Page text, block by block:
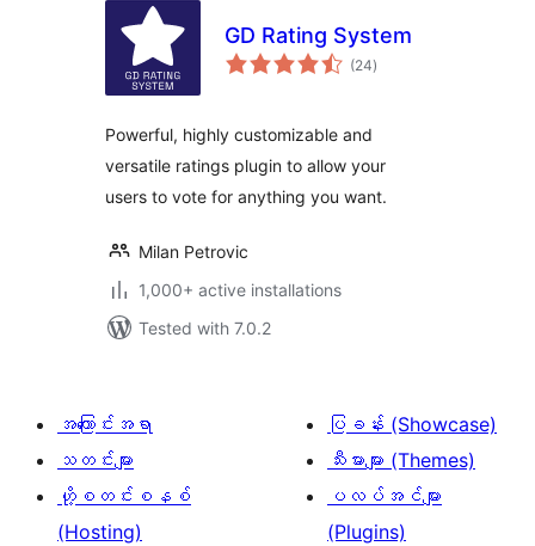
GD Rating System
(24total
ratings
)
Powerful, highly customizable and
versatile ratings plugin to allow your
users to vote for anything you want.
Milan Petrovic
1,000+ active installations
Tested with 7.0.2
အကြောင်းအရာ
သတင်းများ
ဟို့စတင်းစနစ်
(Hosting)
ပြခန်း (Showcase)
သီးမားများ (Themes)
ပလပ်အင်များ
(Plugins)